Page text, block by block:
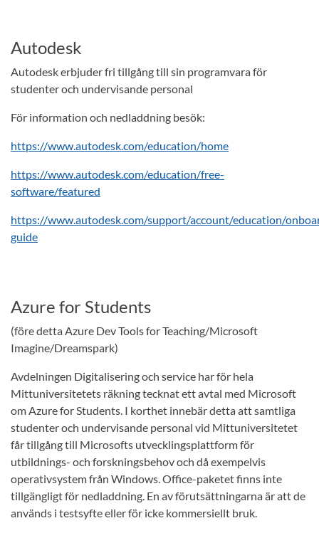
Autodesk
Autodesk erbjuder fri tillgång till sin programvara för
studenter och undervisande personal
För information och nedladdning besök:
https://www.autodesk.com/education/home
https://www.autodesk.com/education/free-
software/featured
https://www.autodesk.com/support/account/education/
guide
Azure for Students
(före detta Azure Dev Tools for Teaching/Microsoft
Imagine/Dreamspark)
Avdelningen Digitalisering och service har för hela
Mittuniversitetets räkning tecknat ett avtal med Microsoft
om Azure for Students. I korthet innebär detta att samtliga
studenter och undervisande personal vid Mittuniversitetet
får tillgång till Microsofts utvecklingsplattform för
utbildnings- och forskningsbehov och då exempelvis
operativsystem från Windows. Office-paketet finns inte
tillgängligt för nedladdning. En av förutsättningarna är att de
används i testsyfte eller för icke kommersiellt bruk.